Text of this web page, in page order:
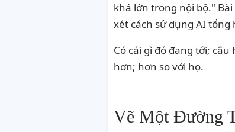
khá lớn trong nội bộ."
xét cách sử dụng AI
Có cái gì đó đang tới;
hơn; hơn so với họ.
Vẽ Một Đường